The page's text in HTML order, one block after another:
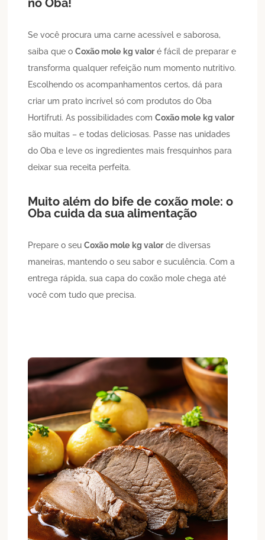
no Oba!
Se você procura uma carne acessível e saborosa,
saiba que oCoxão mole kg valoré fácil de preparar e
transforma qualquer refeição num momento nutritivo.
Escolhendo os acompanhamentos certos, dá para
criar um prato incrível só com produtos do Oba
Hortifruti. As possibilidades comCoxão mole kg valor
são muitas – e todas deliciosas. Passe nas unidades
do Oba e leve os ingredientes mais fresquinhos para
deixar sua receita perfeita.
Muito além do bife de coxão mole: o
Oba cuida da sua alimentação
Prepare o seuCoxão mole kg valorde diversas
maneiras, mantendo o seu sabor e suculência. Com a
entrega rápida, sua capa do coxão mole chega até
você com tudo que precisa.